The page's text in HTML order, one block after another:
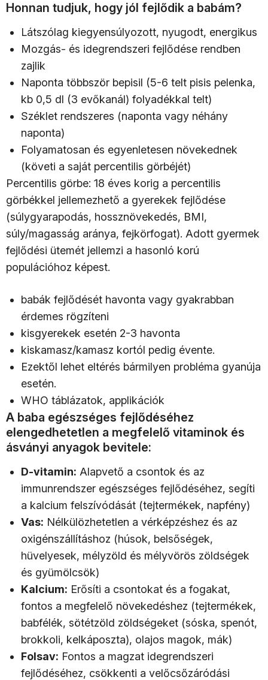
Honnan tudjuk, hogy jól fejlődik a babám?
Látszólag kiegyensúlyozott, nyugodt, energikus
Mozgás- és idegrendszeri fejlődése rendben
zajlik
Naponta többször bepisil (5-6 telt pisis pelenka,
kb 0,5 dl (3 evőkanál) folyadékkal telt)
Széklet rendszeres (naponta vagy néhány
naponta)
Folyamatosan és egyenletesen növekednek
(követi a saját percentilis görbéjét)
Percentilis görbe: 18 éves korig a percentilis
görbékkel jellemezhető a gyerekek fejlődése
(súlygyarapodás, hossznövekedés, BMI,
súly/magasság aránya, fejkörfogat). Adott gyermek
fejlődési ütemét jellemzi a hasonló korú
populációhoz képest.
babák fejlődését havonta vagy gyakrabban
érdemes rögzíteni
kisgyerekek esetén 2-3 havonta
kiskamasz/kamasz kortól pedig évente.
Ezektől lehet eltérés bármilyen probléma gyanúja
esetén.
WHO táblázatok, applikációk
A baba egészséges fejlődéséhez
elengedhetetlen a megfelelő vitaminok és
ásványi anyagok bevitele:
D-vitamin: Alapvető a csontok és az
immunrendszer egészséges fejlődéséhez, segíti
a kalcium felszívódását (tejtermékek, napfény)
Vas: Nélkülözhetetlen a vérképzéshez és az
oxigénszállításhoz (húsok, belsőségek,
hüvelyesek, mélyzöld és mélyvörös zöldségek
és gyümölcsök)
Kalcium: Erősíti a csontokat és a fogakat,
fontos a megfelelő növekedéshez (tejtermékek,
babfélék, sötétzöld zöldségeket (sóska, spenót,
brokkoli, kelkáposzta), olajos magok, mák)
Folsav: Fontos a magzat idegrendszeri
fejlődéséhez, csökkenti a velőcsőzáródási